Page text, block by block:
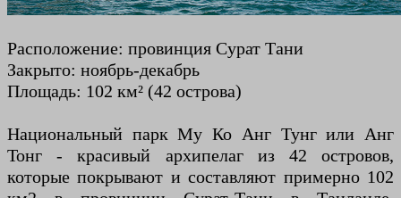
Расположение: провинция Сурат Тани
Закрыто: ноябрь-декабрь
Площадь: 102 км² (42 острова)
Национальный парк Му Ко Анг Тунг или Анг
Тонг - красивый архипелаг из 42 островов,
которые покрывают и составляют примерно 102